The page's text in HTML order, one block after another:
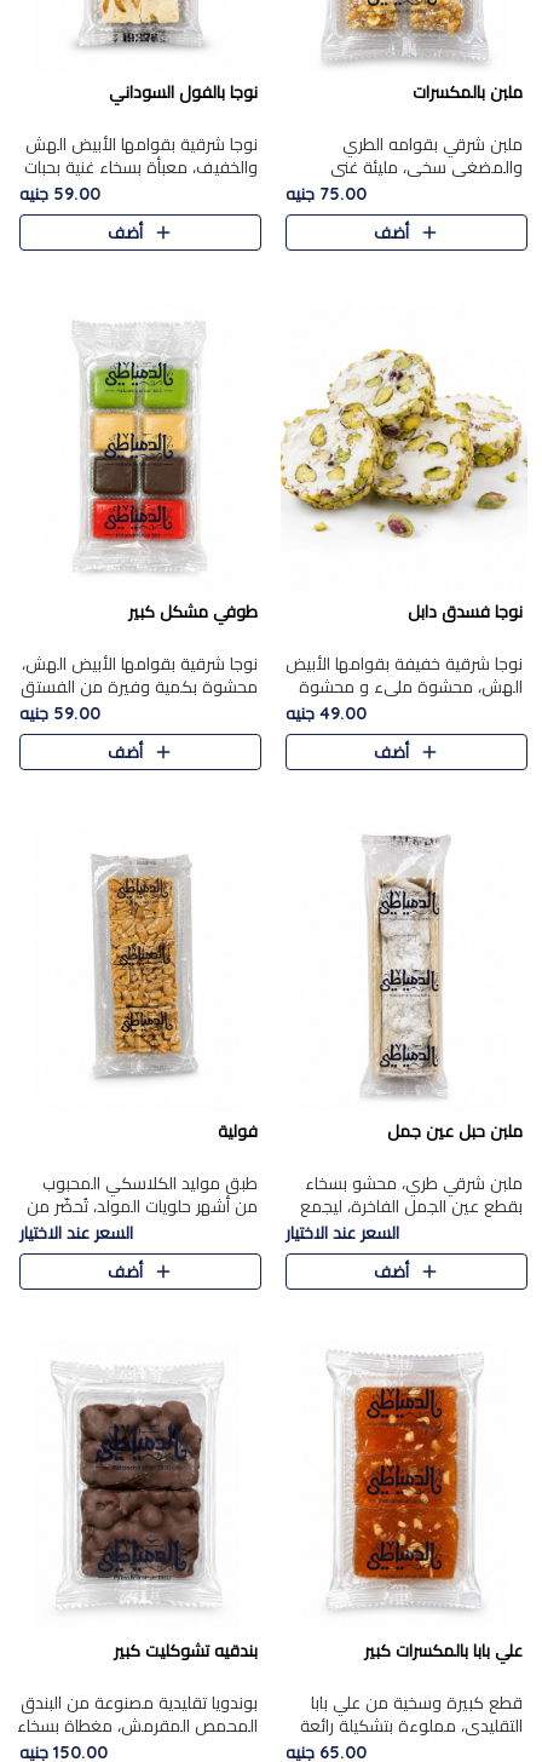
ملبن بالمكسرات
ملبن شرقي بقوامه الطري
والمضغي سخي، مليئة غني
بتشكيلة فاخرة من المكسرات
مشكلة المختارة التي تقدم تضيف
قرمشة مميزة مرضية ونكهة
75.00 جنيه
أضف
نوجا بالفول السوداني
نوجا شرقية بقوامها الأبيض الهش
والخفيف، معبأة بسخاء غنية بحبات
الفول السوداني المحمص التي
يقدم تضيف قرمشة مميزة مرضية
وتوازنًا رائعًا مع حلا..
59.00 جنيه
أضف
نوجا فسدق دابل
نوجا شرقية خفيفة بقوامها الأبيض
الهش، محشوة مليء و محشوة
بـكمية وفيرة من الفستق الفاخر
لتمنحك نكهة مكسرات غنية
وقرمشة مميزة في كل قطعة و
49.00 جنيه
أضف
طوفي مشكل كبير
نوجا شرقية بقوامها الأبيض الهش،
محشوة بكمية وفيرة من الفستق
الفاخر لتمنحك نكهة غنية وقرمشة
مميزة في كل قطعة، لتجربة تجمع
بين الفخامة والمذاق..
59.00 جنيه
أضف
ملبن حبل عين جمل
ملبن شرقي طري، محشو بسخاء
بقطع عين الجمل الفاخرة، ليجمع
بين القوام الناعم وقرمشة الجوز
في مذاق شرقي أصيل.
السعر عند الاختيار
أضف
فولية
طبق موليد الكلاسكي المحبوب
من أشهر حلويات المولد، تُحضّر من
فول سوداني محمص بعناية
ومغلف بطبقة رقيقة من السكر
المكرمل، لتمنحك قرمشة أصيلة
السعر عند الاختيار
أضف
علي بابا بالمكسرات كبير
قطع كبيرة وسخية من علي بابا
التقليدي، مملوءة بتشكيلة رائعة
من المكسرات المحمصة المحمرة.
65.00 جنيه
بندقيه تشوكليت كبير
بوندويا تقليدية مصنوعة من البندق
المحمص المقرمش، مغطاة بسخاء
بشوكولاتة فاخرة غنية لتحقيق
150.00 جنيه